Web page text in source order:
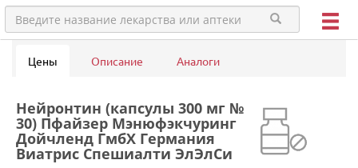
Цены Описание Аналоги
Нейронтин (капсулы 300 мг №
30) Пфайзер Мэнюфэкчуринг
Дойчленд ГмбХ Германия
Виатрис Спешиалти ЭлЭлСи